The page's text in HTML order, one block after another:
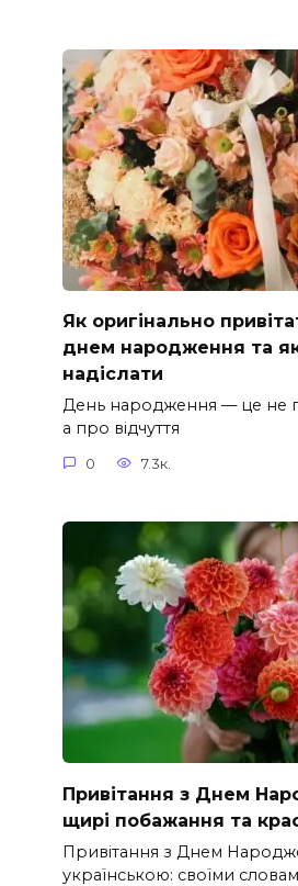
Як оригінально
днем народження та
надіслати
День народження — це не
а про відчуття
0 7.3к.
Привітання з Днем
щирі побажання та
Привітання з Днем
українською: своїми